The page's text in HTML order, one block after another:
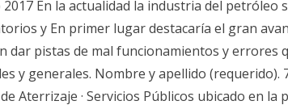
2017 En la actualidad la industria del
y En primer lugar destacaría el gran
dar pistas de mal funcionamientos y errores
y generales. Nombre y apellido (requerido).
Aterrizaje · Servicios Públicos ubicado en la